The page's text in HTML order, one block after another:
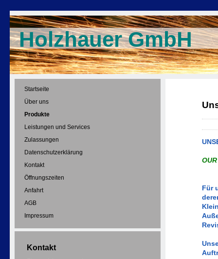
Holzhauer GmbH
Startseite
Über uns
Produkte
Leistungen und Services
Zulassungen
Datenschutzerklärung
Kontakt
Öffnungszeiten
Anfahrt
AGB
Impressum
Kontakt
Für